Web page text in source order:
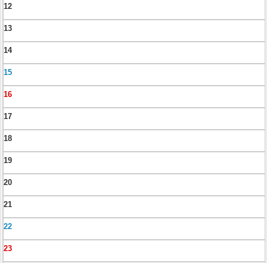
12
13
14
15
16
17
18
19
20
21
22
23